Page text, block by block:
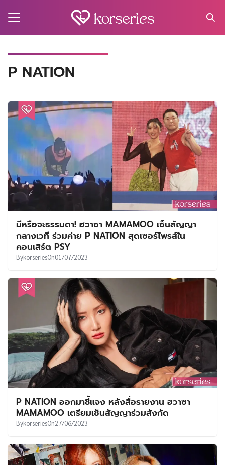
P NATION
มีหรือจะธรรมดา! ฮวาซา MAMAMOO เซ็นสัญญา
กลางเวที ร่วมค่าย P NATION สุดเซอร์ไพรส์ใน
คอนเสิร์ต PSY
BykorseriesOn01/07/2023
P NATION ออกมาชี้แจง หลังสื่อรายงาน ฮวาซา
MAMAMOO เตรียมเซ็นสัญญาร่วมสังกัด
BykorseriesOn27/06/2023